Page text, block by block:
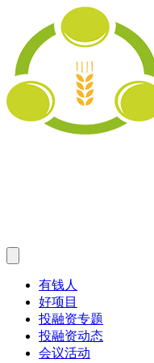
有钱人
好项目
投融资专题
投融资动态
会议活动